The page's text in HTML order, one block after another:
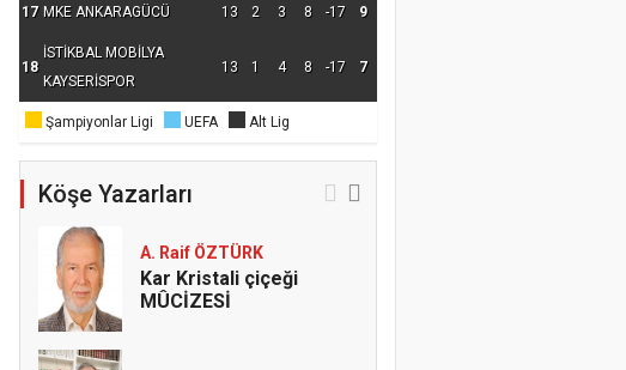
17 MKE ANKARAGÜCÜ 13 2 3 8 -17 9
18
İSTİKBAL MOBİLYA
KAYSERİSPOR
13 1 4 8 -17 7
Şampiyonlar Ligi UEFA Alt Lig
Köşe Yazarları
A. Raif ÖZTÜRK
Kar Kristali çiçeği
MÛCİZESİ